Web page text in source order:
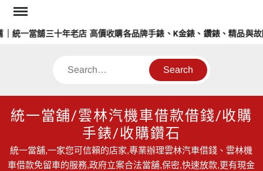
Skip
content
統一當舖三十年老店 高價收購各品牌手錶、K金錶、鑽錶、精品與故
Search
統一當舖/雲林汽機車借款借錢/收購
手錶/收購鑽石
統一當舖,一家您可信賴的店家,專業辦理雲林汽車借錢、雲林機
車借款免留車的服務,政府立案合法當舖,保密,快速放款,更有現金